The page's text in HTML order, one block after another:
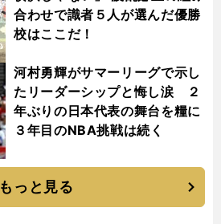
合わせで識者５人が選んだ優勝
校はここだ！
河村勇輝がサマーリーグで示し
たリーダーシップと悔し涙 ２
年ぶりの日本代表の舞台を糧に
３年目のNBA挑戦は続く
もっと見る